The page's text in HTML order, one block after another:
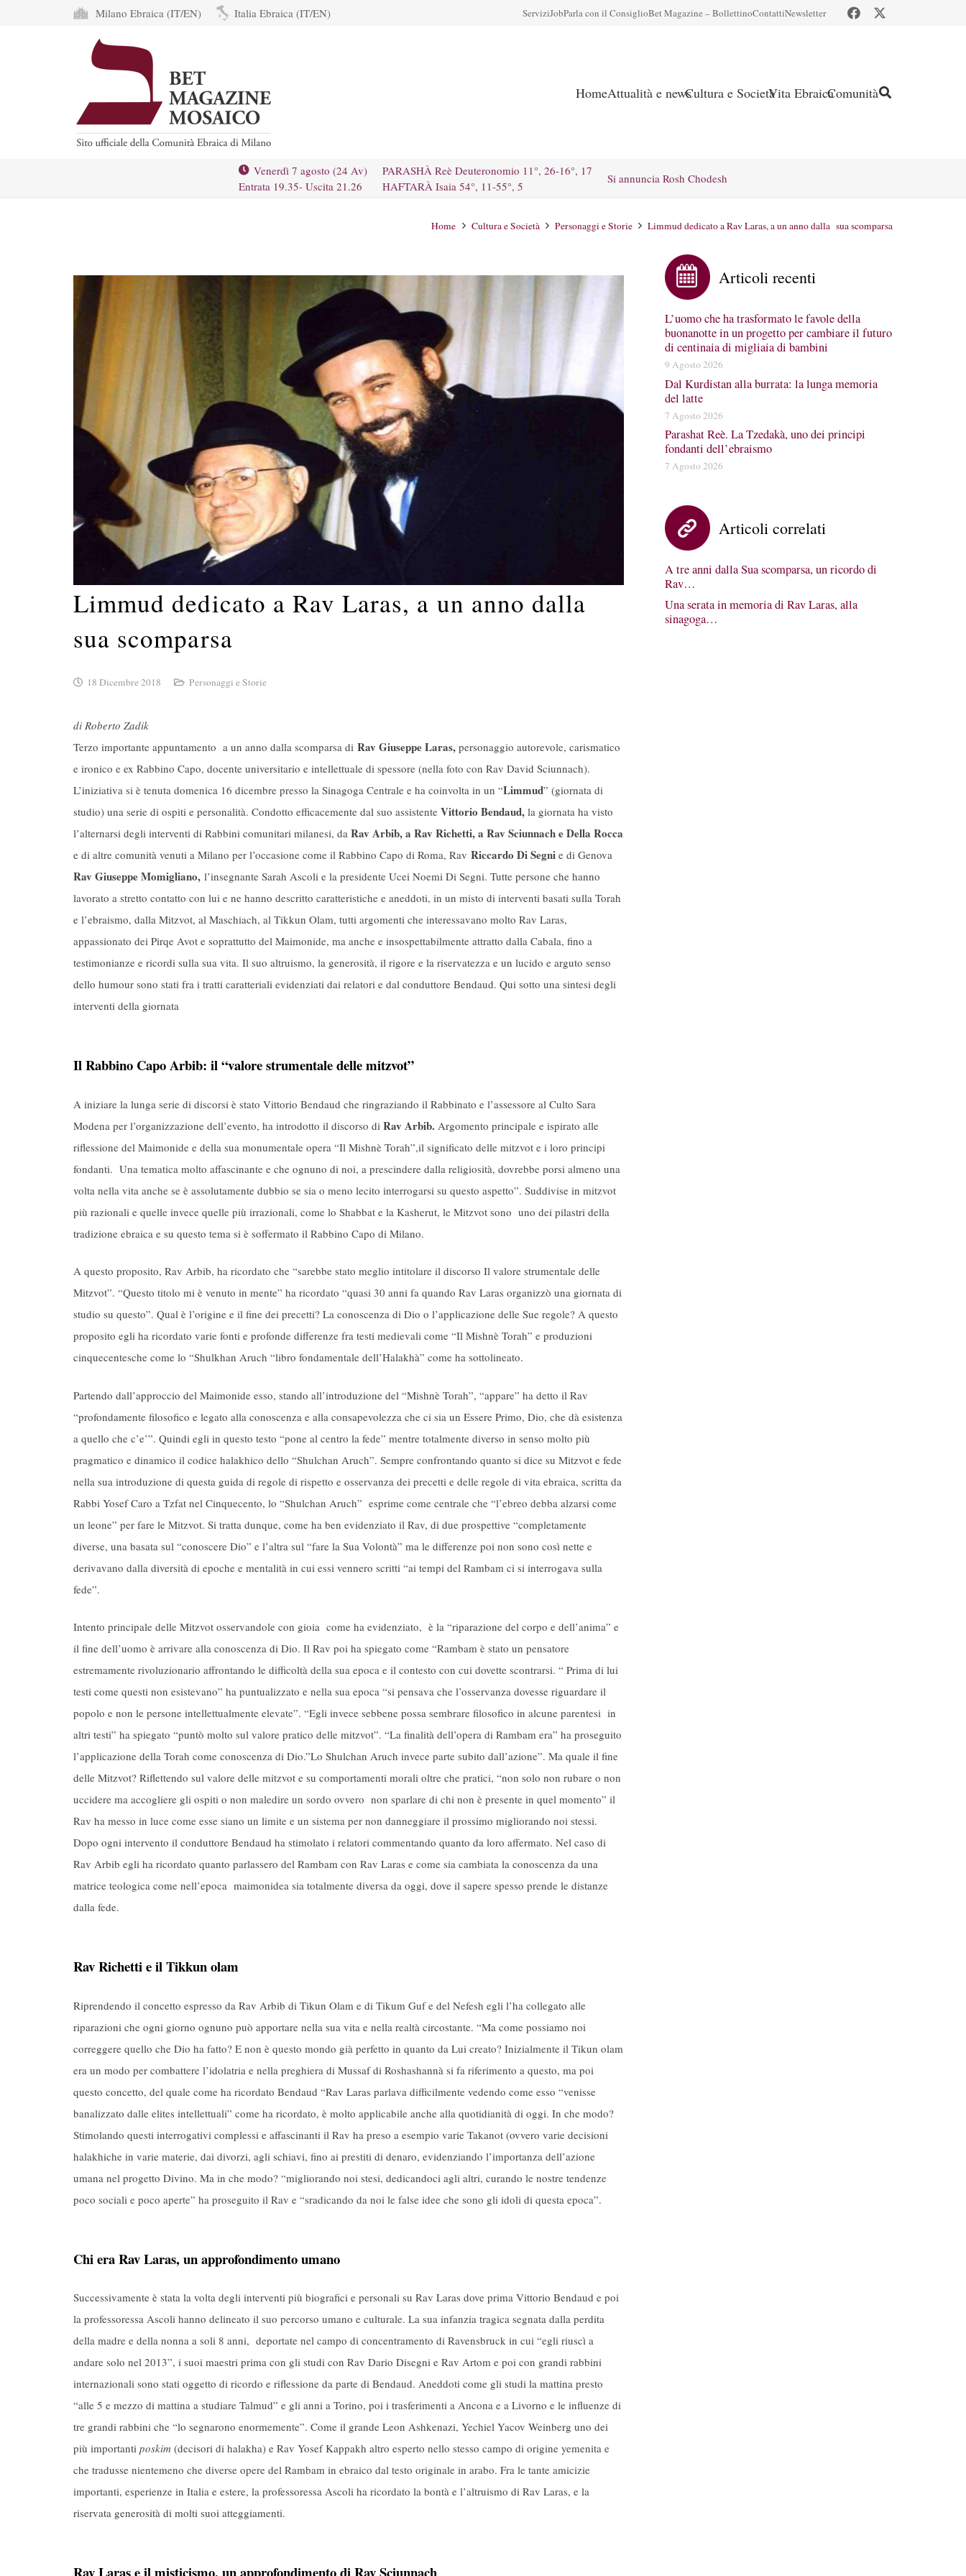
Milano Ebraica (IT/EN) Italia Ebraica (IT/EN) ServiziJobParla con il ConsiglioBet Magazine – BollettinoContattiNewsletter
HomeAttualità e newsCultura e SocietàVita EbraicaComunità
Venerdì 7 agosto (24 Av)
Entrata 19.35- Uscita 21.26
PARASHÀ Reè Deuteronomio 11°, 26-16°, 17
HAFTARÀ Isaia 54°, 11-55°, 5
Si annuncia Rosh Chodesh
Home Cultura e Società Personaggi e Storie Limmud dedicato a Rav Laras, a un anno dalla sua scomparsa
Limmud dedicato a Rav Laras, a un anno dalla
sua scomparsa
18 Dicembre 2018 Personaggi e Storie
di Roberto Zadik
Terzo importante appuntamento a un anno dalla scomparsa di Rav Giuseppe Laras, personaggio autorevole, carismatico
e ironico e ex Rabbino Capo, docente universitario e intellettuale di spessore (nella foto con Rav David Sciunnach).
L’iniziativa si è tenuta domenica 16 dicembre presso la Sinagoga Centrale e ha coinvolta in un “Limmud” (giornata di
studio) una serie di ospiti e personalità. Condotto efficacemente dal suo assistente Vittorio Bendaud, la giornata ha visto
l’alternarsi degli interventi di Rabbini comunitari milanesi, da Rav Arbib, a Rav Richetti, a Rav Sciunnach e Della Rocca
e di altre comunità venuti a Milano per l’occasione come il Rabbino Capo di Roma, Rav Riccardo Di Segni e di Genova
Rav Giuseppe Momigliano, l’insegnante Sarah Ascoli e la presidente Ucei Noemi Di Segni. Tutte persone che hanno
lavorato a stretto contatto con lui e ne hanno descritto caratteristiche e aneddoti, in un misto di interventi basati sulla Torah
e l’ebraismo, dalla Mitzvot, al Maschiach, al Tikkun Olam, tutti argomenti che interessavano molto Rav Laras,
appassionato dei Pirqe Avot e soprattutto del Maimonide, ma anche e insospettabilmente attratto dalla Cabala, fino a
testimonianze e ricordi sulla sua vita. Il suo altruismo, la generosità, il rigore e la riservatezza e un lucido e arguto senso
dello humour sono stati fra i tratti caratteriali evidenziati dai relatori e dal conduttore Bendaud. Qui sotto una sintesi degli
interventi della giornata
Il Rabbino Capo Arbib: il “valore strumentale delle mitzvot”
A iniziare la lunga serie di discorsi è stato Vittorio Bendaud che ringraziando il Rabbinato e l’assessore al Culto Sara
Modena per l’organizzazione dell’evento, ha introdotto il discorso di Rav Arbib. Argomento principale e ispirato alle
riflessione del Maimonide e della sua monumentale opera “Il Mishnè Torah”,il significato delle mitzvot e i loro principi
fondanti. Una tematica molto affascinante e che ognuno di noi, a prescindere dalla religiosità, dovrebbe porsi almeno una
volta nella vita anche se è assolutamente dubbio se sia o meno lecito interrogarsi su questo aspetto”. Suddivise in mitzvot
più razionali e quelle invece quelle più irrazionali, come lo Shabbat e la Kasherut, le Mitzvot sono uno dei pilastri della
tradizione ebraica e su questo tema si è soffermato il Rabbino Capo di Milano.
A questo proposito, Rav Arbib, ha ricordato che “sarebbe stato meglio intitolare il discorso Il valore strumentale delle
Mitzvot”. “Questo titolo mi è venuto in mente” ha ricordato “quasi 30 anni fa quando Rav Laras organizzò una giornata di
studio su questo”. Qual è l’origine e il fine dei precetti? La conoscenza di Dio o l’applicazione delle Sue regole? A questo
proposito egli ha ricordato varie fonti e profonde differenze fra testi medievali come “Il Mishnè Torah” e produzioni
cinquecentesche come lo “Shulkhan Aruch “libro fondamentale dell’Halakhà” come ha sottolineato.
Partendo dall’approccio del Maimonide esso, stando all’introduzione del “Mishnè Torah”, “appare” ha detto il Rav
“profondamente filosofico e legato alla conoscenza e alla consapevolezza che ci sia un Essere Primo, Dio, che dà esistenza
a quello che c’e’”. Quindi egli in questo testo “pone al centro la fede” mentre totalmente diverso in senso molto più
pragmatico e dinamico il codice halakhico dello “Shulchan Aruch”. Sempre confrontando quanto si dice su Mitzvot e fede
nella sua introduzione di questa guida di regole di rispetto e osservanza dei precetti e delle regole di vita ebraica, scritta da
Rabbi Yosef Caro a Tzfat nel Cinquecento, lo “Shulchan Aruch” esprime come centrale che “l’ebreo debba alzarsi come
un leone” per fare le Mitzvot. Si tratta dunque, come ha ben evidenziato il Rav, di due prospettive “completamente
diverse, una basata sul “conoscere Dio” e l’altra sul “fare la Sua Volontà” ma le differenze poi non sono così nette e
derivavano dalla diversità di epoche e mentalità in cui essi vennero scritti “ai tempi del Rambam ci si interrogava sulla
fede”.
Intento principale delle Mitzvot osservandole con gioia come ha evidenziato, è la “riparazione del corpo e dell’anima” e
il fine dell’uomo è arrivare alla conoscenza di Dio. Il Rav poi ha spiegato come “Rambam è stato un pensatore
estremamente rivoluzionario affrontando le difficoltà della sua epoca e il contesto con cui dovette scontrarsi. “ Prima di lui
testi come questi non esistevano” ha puntualizzato e nella sua epoca “si pensava che l’osservanza dovesse riguardare il
popolo e non le persone intellettualmente elevate”. “Egli invece sebbene possa sembrare filosofico in alcune parentesi in
altri testi” ha spiegato “puntò molto sul valore pratico delle mitzvot”. “La finalità dell’opera di Rambam era” ha proseguito
l’applicazione della Torah come conoscenza di Dio.”Lo Shulchan Aruch invece parte subito dall’azione”. Ma quale il fine
delle Mitzvot? Riflettendo sul valore delle mitzvot e su comportamenti morali oltre che pratici, “non solo non rubare o non
uccidere ma accogliere gli ospiti o non maledire un sordo ovvero non sparlare di chi non è presente in quel momento” il
Rav ha messo in luce come esse siano un limite e un sistema per non danneggiare il prossimo migliorando noi stessi.
Dopo ogni intervento il conduttore Bendaud ha stimolato i relatori commentando quanto da loro affermato. Nel caso di
Rav Arbib egli ha ricordato quanto parlassero del Rambam con Rav Laras e come sia cambiata la conoscenza da una
matrice teologica come nell’epoca maimonidea sia totalmente diversa da oggi, dove il sapere spesso prende le distanze
dalla fede.
Rav Richetti e il Tikkun olam
Riprendendo il concetto espresso da Rav Arbib di Tikun Olam e di Tikum Guf e del Nefesh egli l’ha collegato alle
riparazioni che ogni giorno ognuno può apportare nella sua vita e nella realtà circostante. “Ma come possiamo noi
correggere quello che Dio ha fatto? E non è questo mondo già perfetto in quanto da Lui creato? Inizialmente il Tikun olam
era un modo per combattere l’idolatria e nella preghiera di Mussaf di Roshashannà si fa riferimento a questo, ma poi
questo concetto, del quale come ha ricordato Bendaud “Rav Laras parlava difficilmente vedendo come esso “venisse
banalizzato dalle elites intellettuali” come ha ricordato, è molto applicabile anche alla quotidianità di oggi. In che modo?
Stimolando questi interrogativi complessi e affascinanti il Rav ha preso a esempio varie Takanot (ovvero varie decisioni
halakhiche in varie materie, dai divorzi, agli schiavi, fino ai prestiti di denaro, evidenziando l’importanza dell’azione
umana nel progetto Divino. Ma in che modo? “migliorando noi stesi, dedicandoci agli altri, curando le nostre tendenze
poco sociali e poco aperte” ha proseguito il Rav e “sradicando da noi le false idee che sono gli idoli di questa epoca”.
Chi era Rav Laras, un approfondimento umano
Successivamente è stata la volta degli interventi più biografici e personali su Rav Laras dove prima Vittorio Bendaud e poi
la professoressa Ascoli hanno delineato il suo percorso umano e culturale. La sua infanzia tragica segnata dalla perdita
della madre e della nonna a soli 8 anni, deportate nel campo di concentramento di Ravensbruck in cui “egli riuscì a
andare solo nel 2013”, i suoi maestri prima con gli studi con Rav Dario Disegni e Rav Artom e poi con grandi rabbini
internazionali sono stati oggetto di ricordo e riflessione da parte di Bendaud. Aneddoti come gli studi la mattina presto
“alle 5 e mezzo di mattina a studiare Talmud” e gli anni a Torino, poi i trasferimenti a Ancona e a Livorno e le influenze di
tre grandi rabbini che “lo segnarono enormemente”. Come il grande Leon Ashkenazi, Yechiel Yacov Weinberg uno dei
più importanti poskim (decisori di halakha) e Rav Yosef Kappakh altro esperto nello stesso campo di origine yemenita e
che tradusse nientemeno che diverse opere del Rambam in ebraico dal testo originale in arabo. Fra le tante amicizie
importanti, esperienze in Italia e estere, la professoressa Ascoli ha ricordato la bontà e l’altruismo di Rav Laras, e la
riservata generosità di molti suoi atteggiamenti.
Rav Laras e il misticismo, un approfondimento di Rav Sciunnach
Articoli recenti
L’uomo che ha trasformato le favole della
buonanotte in un progetto per cambiare il futuro
di centinaia di migliaia di bambini
9 Agosto 2026
Dal Kurdistan alla burrata: la lunga memoria
del latte
7 Agosto 2026
Parashat Reè. La Tzedakà, uno dei principi
fondanti dell’ebraismo
7 Agosto 2026
Articoli correlati
A tre anni dalla Sua scomparsa, un ricordo di
Rav…
Una serata in memoria di Rav Laras, alla
sinagoga…